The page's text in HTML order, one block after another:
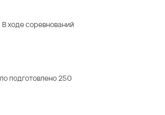
ходе соревнований
подготовлено 250